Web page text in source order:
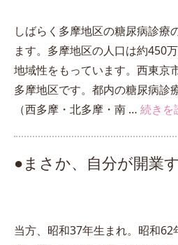
しばらく多摩地区の糖尿病診療
ます。多摩地区の人口は約450
地域性をもっています。西東京
多摩地区です。都内の糖尿病診
（西多摩・北多摩・南 … 続きを
●まさか、自分が開業
当方、昭和37年生まれ。昭和